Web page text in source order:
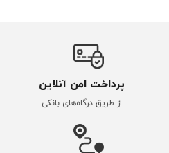
پرداخت امن آنلاین
از طریق درگاه‌های بانکی